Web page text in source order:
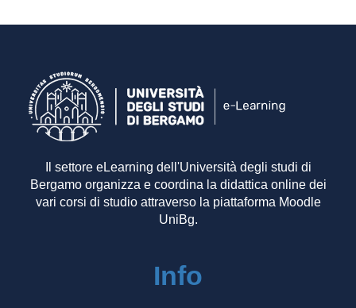
Il settore eLearning dell'Università degli studi di
Bergamo organizza e coordina la didattica online dei
vari corsi di studio attraverso la piattaforma Moodle
UniBg.
Info